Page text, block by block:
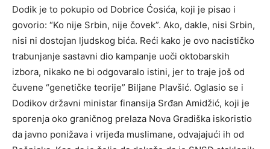
Dodik je to pokupio od Dobrice Ćosića, koji je pisao i
govorio: “Ko nije Srbin, nije čovek”. Ako, dakle, nisi Srbin,
nisi ni dostojan ljudskog bića. Reći kako je ovo nacističko
trabunjanje sastavni dio kampanje uoči oktobarskih
izbora, nikako ne bi odgovaralo istini, jer to traje još od
čuvene “genetičke teorije” Biljane Plavšić. Oglasio se i
Dodikov državni ministar finansija Srđan Amidžić, koji je
sporenja oko graničnog prelaza Nova Gradiška iskoristio
da javno ponižava i vrijeđa muslimane, odvajajući ih od